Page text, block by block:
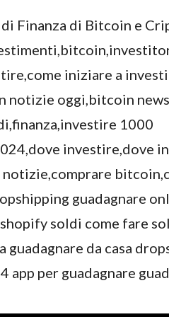
Finanza di Bitcoin e
iniziare a
oggi,bitcoin
1000
investire,dove
guadagnare
soldi come fare
da casa
per guadagnare